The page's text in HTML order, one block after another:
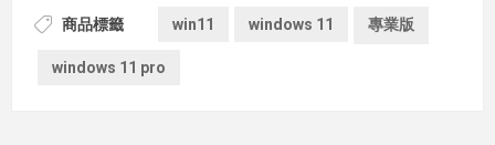
商品標籤 win11 windows 11 專業版
windows 11 pro